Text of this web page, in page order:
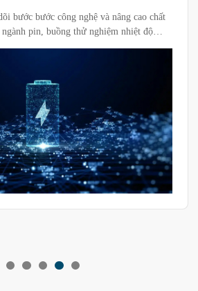
và độ ẩm không đổi có thể mô phỏng
qua việc kiểm tra sản phẩm trong các